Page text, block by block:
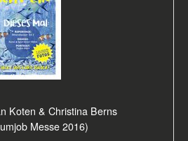
Koten & Christina Berns
Messe 2016)